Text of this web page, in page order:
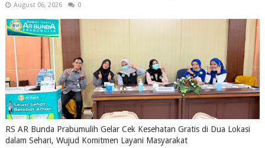
August 06, 2026 0
RS AR Bunda Prabumulih Gelar Cek Kesehatan Gratis di Dua Lokasi
dalam Sehari, Wujud Komitmen Layani Masyarakat